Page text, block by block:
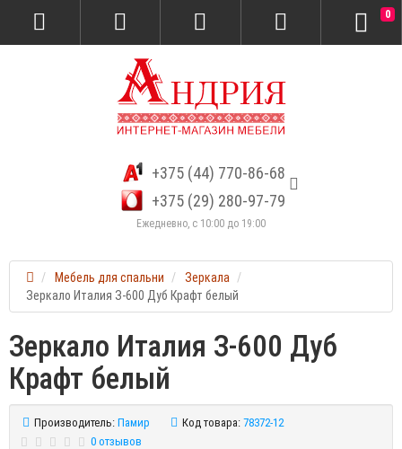
+375 (44) 770-86-68
+375 (29) 280-97-79
Ежедневно, с 10:00 до 19:00
0
Мебель для спальни
Зеркала
Зеркало Италия З-600 Дуб Крафт белый
Зеркало Италия З-600 Дуб
Крафт белый
Производитель: Памир Код товара: 78372-12
0 отзывов